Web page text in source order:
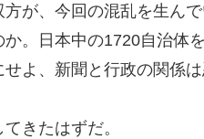
が、今回の混乱を生んで
。日本中の1720自治体
よ、新聞と行政の関係
きたはずだ。